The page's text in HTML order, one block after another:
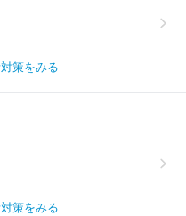
策をみる
策をみる